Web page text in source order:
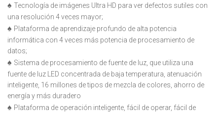
♠ Tecnología de imágenes Ultra HD para ver defectos sutiles con
una resolución 4 veces mayor;
♠ Plataforma de aprendizaje profundo de alta potencia
informática con 4 veces más potencia de procesamiento de
datos;
♠ Sistema de procesamiento de fuente de luz, que utiliza una
fuente de luz LED concentrada de baja temperatura, atenuación
inteligente, 16 millones de tipos de mezcla de colores, ahorro de
energía y más duradero
♠ Plataforma de operación inteligente, fácil de operar, fácil de